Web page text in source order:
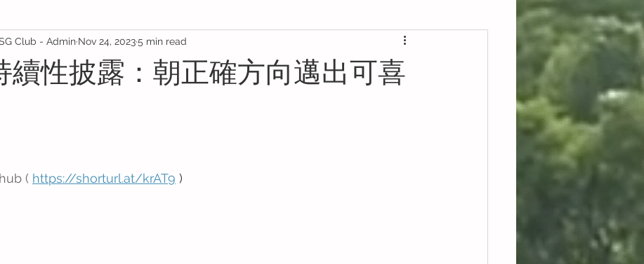
續性披露：朝正確方向邁出可喜
Club - Admin Nov 24, 20235 min read
( https://shorturl.at/krAT9 )